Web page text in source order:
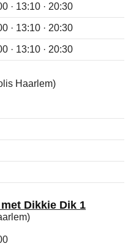
· 13:10 · 20:30
· 13:10 · 20:30
· 13:10 · 20:30
Haarlem)
Dikkie Dik 1